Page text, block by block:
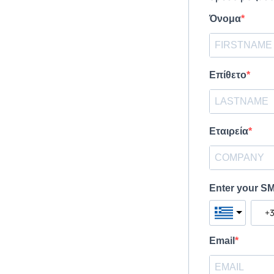
Όνομα
Επίθετο
Εταιρεία
Enter your
Email